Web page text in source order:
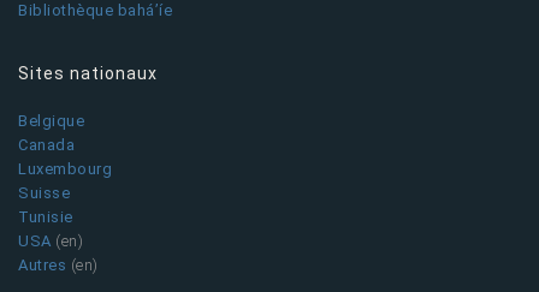
Bibliothèque bahá’íe
Sites nationaux
Belgique
Canada
Luxembourg
Suisse
Tunisie
USA (en)
Autres (en)